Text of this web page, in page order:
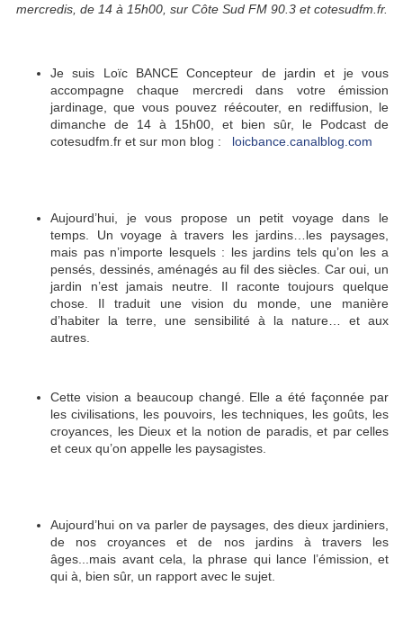
mercredis, de 14 à 15h00, sur Côte Sud FM 90.3 et cotesudfm.fr.
Je suis Loïc BANCE Concepteur de jardin et je vous
accompagne chaque mercredi dans votre émission
jardinage, que vous pouvez réécouter, en rediffusion, le
dimanche de 14 à 15h00, et bien sûr, le Podcast de
cotesudfm.fr et sur mon blog : loicbance.canalblog.com
Aujourd’hui, je vous propose un petit voyage dans le
temps. Un voyage à travers les jardins…les paysages,
mais pas n’importe lesquels : les jardins tels qu’on les a
pensés, dessinés, aménagés au fil des siècles. Car oui, un
jardin n’est jamais neutre. Il raconte toujours quelque
chose. Il traduit une vision du monde, une manière
d’habiter la terre, une sensibilité à la nature… et aux
autres.
Cette vision a beaucoup changé. Elle a été façonnée par
les civilisations, les pouvoirs, les techniques, les goûts, les
croyances, les Dieux et la notion de paradis, et par celles
et ceux qu’on appelle les paysagistes.
Aujourd’hui on va parler de paysages, des dieux jardiniers,
de nos croyances et de nos jardins à travers les
âges...mais avant cela, la phrase qui lance l’émission, et
qui à, bien sûr, un rapport avec le sujet.